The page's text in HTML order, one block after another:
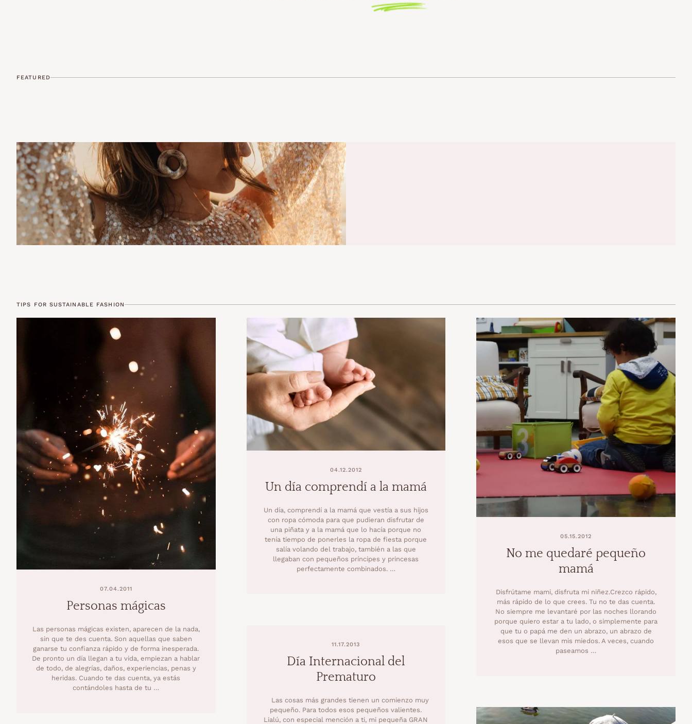
FEATURED
TIPS FOR SUSTAINABLE FASHION
07.04.2011
Personas mágicas
Las personas mágicas existen, aparecen de la nada,
sin que te des cuenta. Son aquellas que saben
ganarse tu confianza rápido y de forma inesperada.
De pronto un día llegan a tu vida, empiezan a hablar
de todo, de alegrías, daños, experiencias, penas y
heridas. Cuando te das cuenta, ya estás
contándoles hasta de tu …
04.12.2012
Un día comprendí a la mamá
Un día, comprendí a la mamá que vestía a sus hijos
con ropa cómoda para que pudieran disfrutar de
una piñata y a la mamá que lo hacía porque no
tenía tiempo de ponerles la ropa de fiesta porque
salía volando del trabajo, también a las que
llegaban con pequeños príncipes y princesas
perfectamente combinados. …
05.15.2012
No me quedaré pequeño
mamá
Disfrútame mami, disfruta mi niñez.Crezco rápido,
más rápido de lo que crees. Tu no te das cuenta.
No siempre me levantaré por las noches llorando
porque quiero estar a tu lado, o simplemente para
que tu o papá me den un abrazo, un abrazo de
esos que se llevan mis miedos. A veces, cuando
paseamos …
11.17.2013
Día Internacional del
Prematuro
Las cosas más grandes tienen un comienzo muy
pequeño. Para todos esos pequeños valientes.
Lialú, con especial mención a ti, mi pequeña GRAN